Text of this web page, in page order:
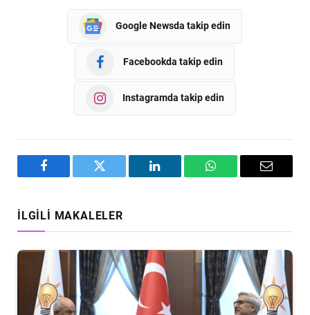
Google Newsda takip edin
Facebookda takip edin
Instagramda takip edin
Facebook Twitter LinkedIn WhatsAppEmail
İLGILI MAKALELER